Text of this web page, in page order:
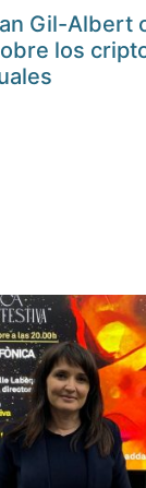
Gil-Albert
los